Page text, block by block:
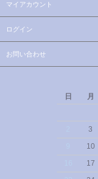
マイアカウント
ログイン
お問い合わせ
日
月
3
10
17